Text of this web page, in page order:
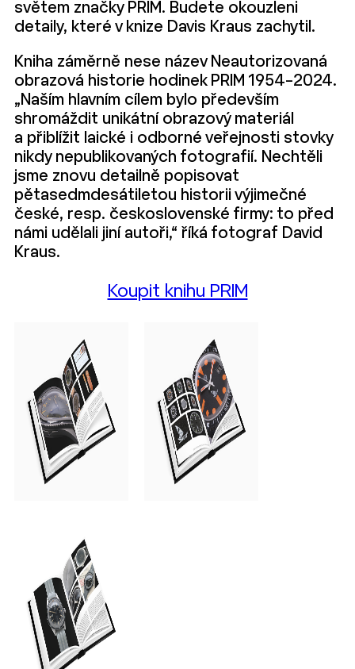
světem značky PRIM. Budete okouzleni
detaily, které v knize Davis Kraus zachytil.
Kniha záměrně nese název Neautorizovaná
obrazová historie hodinek PRIM 1954–2024.
„Naším hlavním cílem bylo především
shromáždit unikátní obrazový materiál
a přiblížit laické i odborné veřejnosti stovky
nikdy nepublikovaných fotografií. Nechtěli
jsme znovu detailně popisovat
pětasedmdesátiletou historii výjimečné
české, resp. československé firmy: to před
námi udělali jiní autoři,“ říká fotograf David
Kraus.
Koupit knihu PRIM